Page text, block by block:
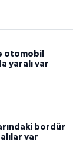
otomobil
yaralı var
bordür
var